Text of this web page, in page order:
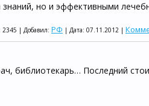
но и эффективными
2345 | Добавил: РФ | Дата: 07.11.2012 |
библиотекарь… Последний